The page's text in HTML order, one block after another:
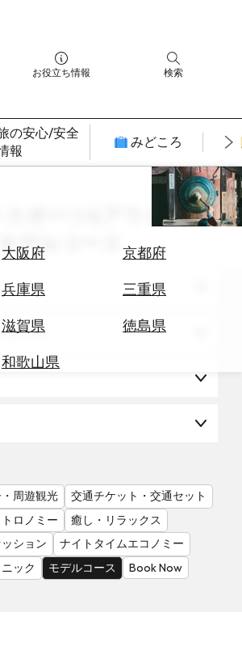
お役立ち情報 検索
の安心/安全
報
みどころ
大阪府
京都府
兵庫県
三重県
滋賀県
徳島県
和歌山県
スポーツ&アウトドア
モデルコース
ウトドア
周遊観光
交通チケット・交通セット
ロノミー
癒し・リラックス
ション
ナイトタイムエコノミー
ック モデルコース Book Now